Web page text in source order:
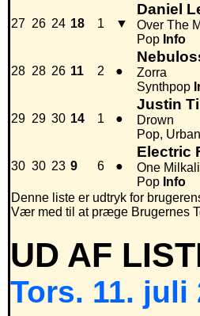
27 26 24 18 1 ▼
Daniel
Over The
Pop Info
28 28 26 11 2 ●
Zorra
Synthpop
29 29 30 14 1 ●
Justin
Drown
Pop,
30 30 23 9 6 ●
Electric
One
Pop Info
Denne liste er udtryk for
Vær med til at præge Brugernes
UD AF
Tors. 11. juli